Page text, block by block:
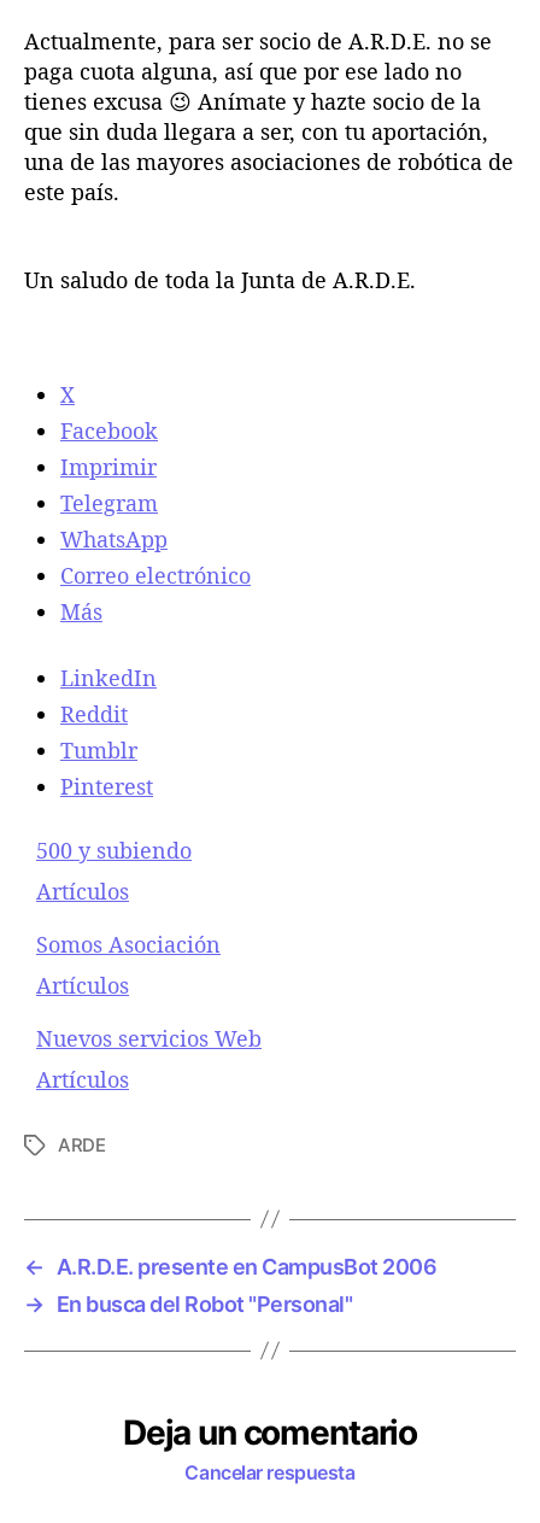
Actualmente, para ser socio de A.R.D.E. no se
paga cuota alguna, así que por ese lado no
tienes excusa 😉 Anímate y hazte socio de la
que sin duda llegara a ser, con tu aportación,
una de las mayores asociaciones de robótica de
este país.
Un saludo de toda la Junta de A.R.D.E.
X
Facebook
Imprimir
Telegram
WhatsApp
Correo electrónico
Más
LinkedIn
Reddit
Tumblr
Pinterest
500 y subiendo
Respecto a
Artículos
Somos Asociación
Respecto a
Artículos
Nuevos servicios Web
Respecto a
Artículos
E
q
e
t
s
ARDE
←
A.R.D.E. presente en CampusBot 2006
→ En busca del Robot "Personal"
Deja un comentario
Cancelar respuesta